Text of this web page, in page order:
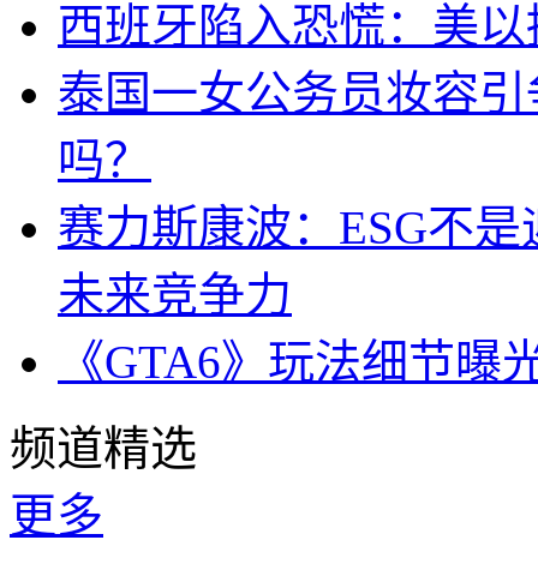
西班牙陷入恐慌：美
泰国一女公务员妆容
吗？
赛力斯康波：ESG不
未来竞争力
《GTA6》玩法细节
频道精选
更多